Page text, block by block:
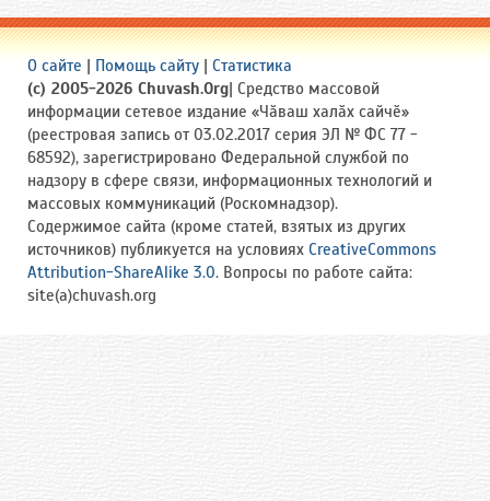
О сайте | Помощь сайту | Статистика
(c) 2005-2026 Chuvash.Org| Средство массовой
информации сетевое издание «Чӑваш халӑх сайчӗ»
(реестровая запись от 03.02.2017 серия ЭЛ № ФС 77 -
68592), зарегистрировано Федеральной службой по
надзору в сфере связи, информационных технологий и
массовых коммуникаций (Роскомнадзор).
Содержимое сайта (кроме статей, взятых из других
источников) публикуется на условиях CreativeCommons
Attribution-ShareAlike 3.0. Вопросы по работе сайта:
site(a)chuvash.org